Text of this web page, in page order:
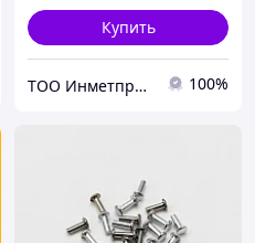
Купить
ТОО Инметпром 100%